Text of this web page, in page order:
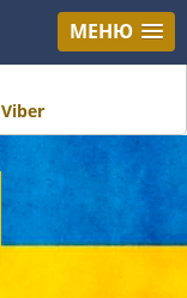
МЕНЮ
Viber